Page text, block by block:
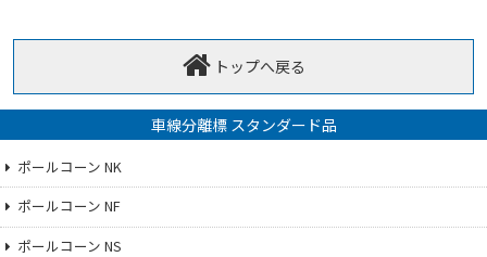
トップへ戻る
車線分離標 スタンダード品
ポールコーン NK
ポールコーン NF
ポールコーン NS